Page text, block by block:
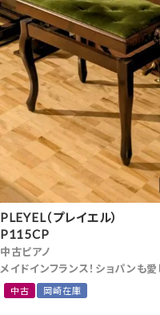
PLEYEL（プレイエル）
P115CP
中古ピアノ
メイドインフランス！ショパンも愛
中古 岡崎在庫